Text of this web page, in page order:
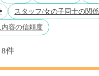
スタッフ/女の子同士の関係
容の信頼度
8件